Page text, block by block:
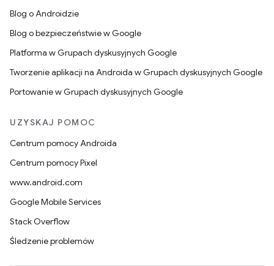
Blog o Androidzie
Blog o bezpieczeństwie w Google
Platforma w Grupach dyskusyjnych Google
Tworzenie aplikacji na Androida w Grupach dyskusyjnych Google
Portowanie w Grupach dyskusyjnych Google
UZYSKAJ POMOC
Centrum pomocy Androida
Centrum pomocy Pixel
www.android.com
Google Mobile Services
Stack Overflow
Śledzenie problemów